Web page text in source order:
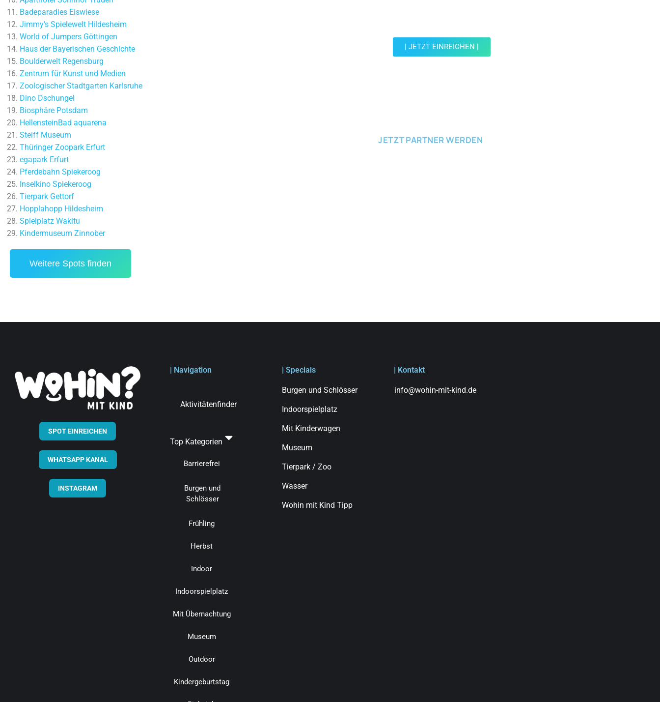
Badeparadies Eiswiese
Jimmy’s Spielewelt Hildesheim
World of Jumpers Göttingen
Haus der Bayerischen Geschichte
Boulderwelt Regensburg
Zentrum für Kunst und Medien
Zoologischer Stadtgarten Karlsruhe
Dino Dschungel
Biosphäre Potsdam
HellensteinBad aquarena
Steiff Museum
Thüringer Zoopark Erfurt
egapark Erfurt
Pferdebahn Spiekeroog
Inselkino Spiekeroog
Tierpark Gettorf
Hopplahopp Hildesheim
Spielplatz Wakitu
Kindermuseum Zinnober
Weitere Spots finden
| JETZT EINREICHEN |
JETZT PARTNER WERDEN
SPOT EINREICHEN
WHATSAPP KANAL
INSTAGRAM
| Navigation
Aktivitätenfinder
Top Kategorien
Barrierefrei
Burgen und
Schlösser
Frühling
Herbst
Indoor
Indoorspielplatz
Mit Übernachtung
Museum
Outdoor
Kindergeburtstag
| Specials
Burgen und Schlösser
Indoorspielplatz
Mit Kinderwagen
Museum
Tierpark / Zoo
Wasser
Wohin mit Kind Tipp
| Kontakt
info@wohin-mit-kind.de